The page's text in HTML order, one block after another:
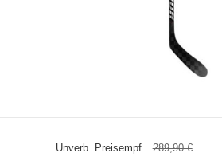
Unverb. Preisempf. 289,90 €